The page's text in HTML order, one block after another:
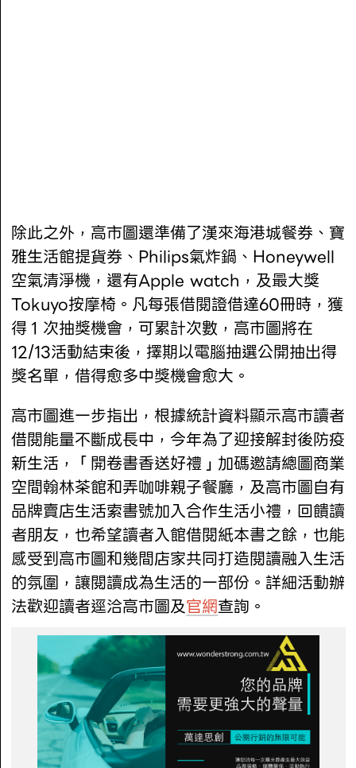
除此之外，高市圖還準備了漢來海港城餐券、寶
雅生活館提貨券、Philips氣炸鍋、Honeywell
空氣清淨機，還有Apple watch，及最大獎
Tokuyo按摩椅。凡每張借閱證借達60冊時，獲
得１次抽獎機會，可累計次數，高市圖將在
12/13活動結束後，擇期以電腦抽選公開抽出得
獎名單，借得愈多中獎機會愈大。
高市圖進一步指出，根據統計資料顯示高市讀者
借閱能量不斷成長中，今年為了迎接解封後防疫
新生活，「開卷書香送好禮」加碼邀請總圖商業
空間翰林茶館和弄咖啡親子餐廳，及高市圖自有
品牌賣店生活索書號加入合作生活小禮，回饋讀
者朋友，也希望讀者入館借閱紙本書之餘，也能
感受到高市圖和幾間店家共同打造閱讀融入生活
的氛圍，讓閱讀成為生活的一部份。詳細活動辦
法歡迎讀者逕洽高市圖及官網查詢。